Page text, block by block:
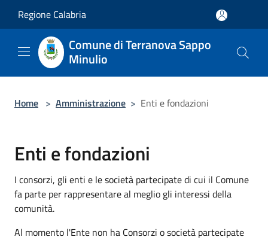
Regione Calabria
Comune di Terranova Sappo
Minulio
Home > Amministrazione > Enti e fondazioni
Enti e fondazioni
I consorzi, gli enti e le società partecipate di cui il Comune
fa parte per rappresentare al meglio gli interessi della
comunità.
Al momento l'Ente non ha Consorzi o società partecipate